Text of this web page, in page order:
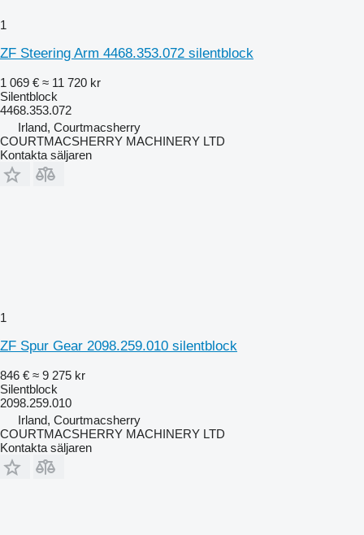
1
ZF Steering Arm 4468.353.072 silentblock
1 069 € ≈ 11 720 kr
Silentblock
4468.353.072
Irland, Courtmacsherry
COURTMACSHERRY MACHINERY LTD
Kontakta säljaren
1
ZF Spur Gear 2098.259.010 silentblock
846 € ≈ 9 275 kr
Silentblock
2098.259.010
Irland, Courtmacsherry
COURTMACSHERRY MACHINERY LTD
Kontakta säljaren